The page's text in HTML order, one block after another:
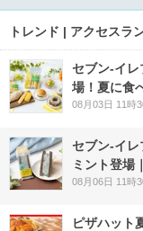
トレンド | アクセスラ
セブン‐イ
場！夏に食
08月03日 11時
セブン‐イ
ミント登場
08月06日 11時
ピザハット